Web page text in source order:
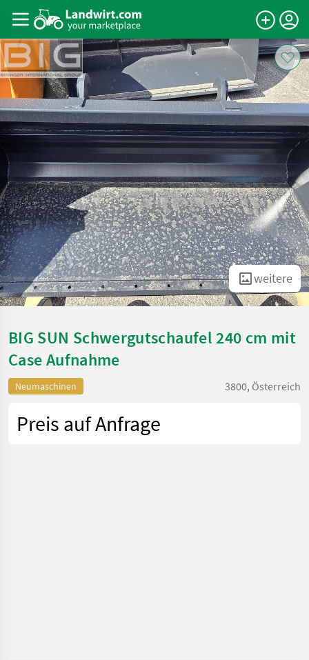
weitere
BIG SUN Schwergutschaufel 240 cm mit
Case Aufnahme
Neumaschinen 3800, Österreich
Preis auf Anfrage